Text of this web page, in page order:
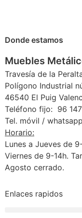
Donde estamos
Muebles
Travesía de la
Polígono Industrial
46540 El Puig
Teléfono fijo: 96 147
Tel. móvil /
Horario:
Lunes a Jueves de
Viernes de 9-14h.
Agosto cerrado.
Enlaces rapidos